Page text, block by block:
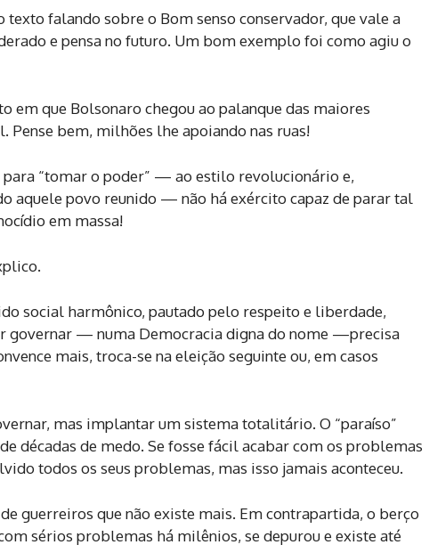
falando sobre o Bom senso conservador, que vale a
e pensa no futuro. Um bom exemplo foi como agiu o
em que Bolsonaro chegou ao palanque das maiores
Pense bem, milhões lhe apoiando nas ruas!
“tomar o poder” — ao estilo revolucionário e,
aquele povo reunido — não há exército capaz de parar tal
em massa!
social harmônico, pautado pelo respeito e liberdade,
governar — numa Democracia digna do nome —precisa
mais, troca-se na eleição seguinte ou, em casos
mas implantar um sistema totalitário. O “paraíso”
décadas de medo. Se fosse fácil acabar com os problemas
todos os seus problemas, mas isso jamais aconteceu.
guerreiros que não existe mais. Em contrapartida, o berço
sérios problemas há milênios, se depurou e existe até